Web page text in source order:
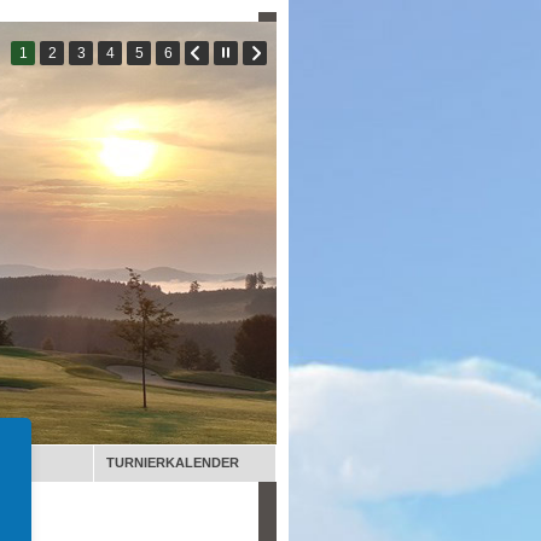
TURNIERKALENDER